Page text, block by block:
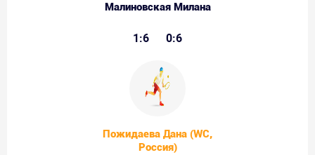
Малиновская Милана
1:6 0:6
Пожидаева Дана (WC,
Россия)